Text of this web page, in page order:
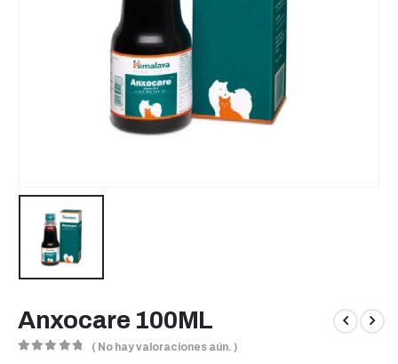
Anxocare 100ML
( No hay valoraciones aún. )